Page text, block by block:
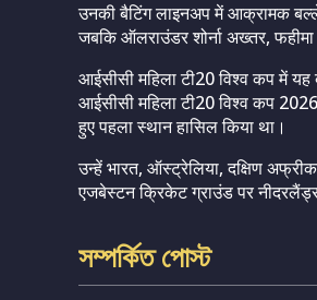
उनकी बैटिंग लाइनअप में आक्रामक
जबकि ऑलराउंडर शोर्ना अख्तर,
आईसीसी महिला टी20 विश्व कप में यह
आईसीसी महिला टी20 विश्व कप
हुए पहला स्थान हासिल किया था।
उन्हें भारत, ऑस्ट्रेलिया, दक्षिण
एजबेस्टन क्रिकेट ग्राउंड पर
সম্পর্কিত পোস্ট